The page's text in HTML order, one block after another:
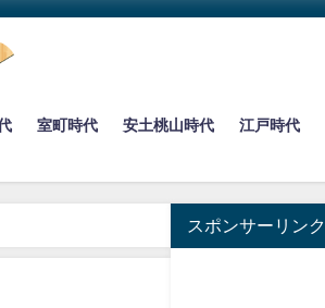
室町時代 安土桃山時代 江戸時代
スポンサーリンク